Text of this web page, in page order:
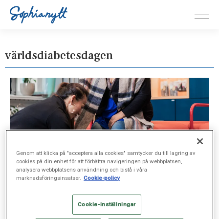
världsdiabetesdagen
Genom att klicka på "acceptera alla cookies" samtycker du till lagring av
cookies på din enhet för att förbättra navigeringen på webbplatsen,
analysera webbplatsens användning och bistå i våra
marknadsföringsinsatser. Cookie-policy
Cookie-inställningar